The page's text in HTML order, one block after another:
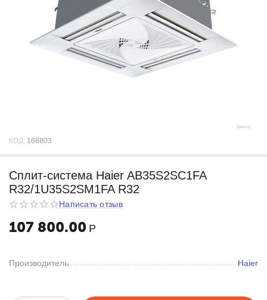
КОД: 168803
Сплит-система Haier AB35S2SC1FA
R32/1U35S2SM1FA R32
Написать отзыв
107 800.00 Р
Производитель Haier